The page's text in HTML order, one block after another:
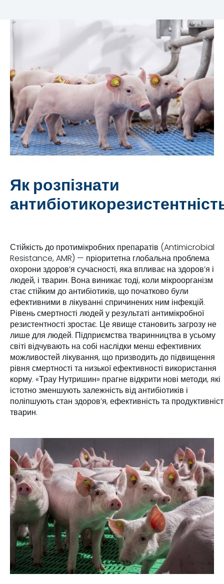
Як розпізнати
Стійкість до протимікробних препаратів (Antimicrobial
Resistance, AMR) — пріоритетна глобальна проблема
охорони здоров’я сучасності, яка впливає на здоров’я і
людей, і тварин. Вона виникає тоді, коли мікроорганізм
стає стійким до антибіотиків, що початково були
ефективними в лікуванні спричинених ним інфекцій.
Рівень смертності людей у результаті антимікробної
резистентності зростає. Це явище становить загрозу не
лише для людей. Підприємства тваринництва в усьому
світі відчувають на собі наслідки менш ефективних
можливостей лікування, що призводить до підвищення
рівня смертності та низької ефективності використання
корму. «Трау Нутришин» прагне відкрити нові методи, які
істотно зменшують залежність від антибіотиків і
поліпшують стан здоров’я, ефективність та
тварин.